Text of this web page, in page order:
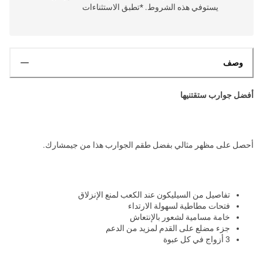
يستوفي هذه الشروط. *تطبق الاستثناءات
وصف
أفضل جوارب ستقتنيها
أحصل على مظهر مثالي بفضل طقم الجوارب هذا من جيمشارك.
تفاصيل من السيليكون عند الكعب لمنع الإنزلاق
فتحات مطاطية لسهولة الارتداء
خامة مسامية لشعور بالإنتعاش
جزء مضلع على القدم لمزيد من الدعم
3 أزواج في كل عبوة